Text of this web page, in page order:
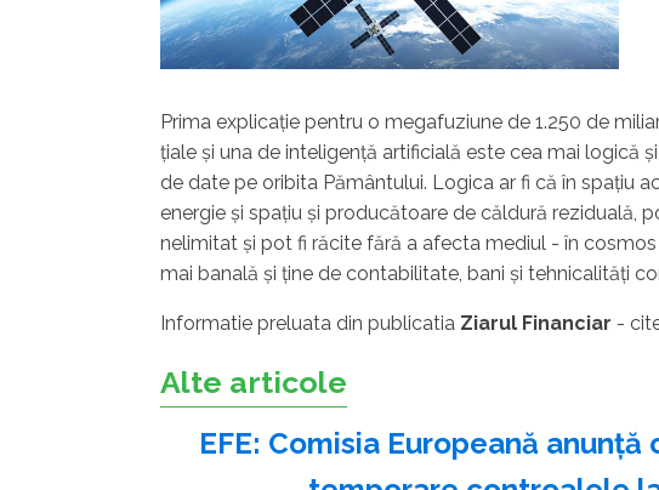
Prima explicaţie pentru o megafu­zi­une de 1.250 de
ţiale şi una de inteligenţă artificială este cea mai logică
de date pe oribita Pământului. Logica ar fi că în spaţiu
energie şi spaţiu şi producătoare de căldură re­ziduală,
nelimitat şi pot fi răcite fără a afecta mediul - în
mai banală şi ţine de contabilitate, bani şi tehnicalităţi
Informatie preluata din publicatia Ziarul Financiar -
Alte articole
EFE: Comisia Europeană